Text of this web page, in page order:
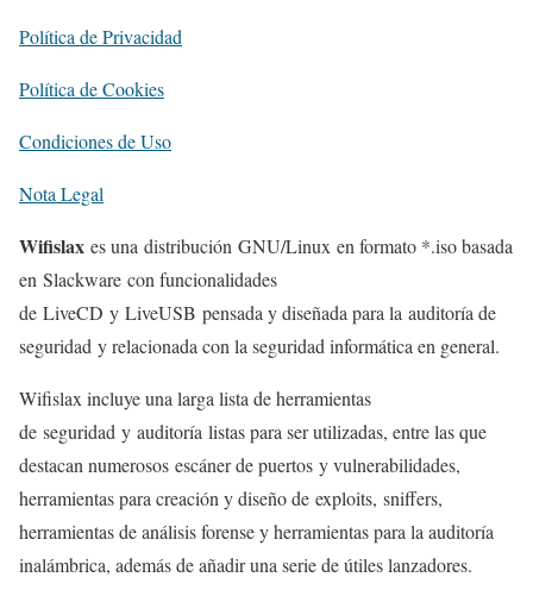
Política de Privacidad
Política de Cookies
Condiciones de Uso
Nota Legal
Wifislax es una distribución GNU/Linux en formato *.iso basada
en Slackware con funcionalidades
de LiveCD y LiveUSB pensada y diseñada para la auditoría de
seguridad y relacionada con la seguridad informática en general.
Wifislax incluye una larga lista de herramientas
de seguridad y auditoría listas para ser utilizadas, entre las que
destacan numerosos escáner de puertos y vulnerabilidades,
herramientas para creación y diseño de exploits, sniffers,
herramientas de análisis forense y herramientas para la auditoría
inalámbrica, además de añadir una serie de útiles lanzadores.